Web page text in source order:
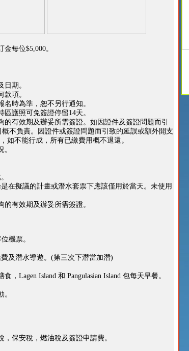
每位$5,000。
期。
項。
時為準，恕不另行通知。
護照可免簽證停留14天。
有效期及辦妥所需簽證。如因證件及簽證問題而引
不負責。因證件或簽證問題而引致的延誤或額外開支
如不能行成，所有已繳費用概不退還。
在擬議的計畫或潛水套票下應該僅用於當天。未使用
有效期及辦妥所需簽證。
機票。
及潛水導遊。(第三次下潛當加潛)
，Lagen Island 和 Pangulasian Island 包每天早餐。
保安稅，燃油稅及簽證申請費。